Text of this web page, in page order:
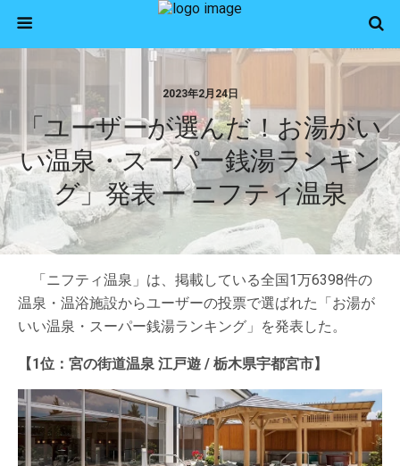
2023年2月24日
「ユーザーが選んだ！お湯がい
い温泉・スーパー銭湯ランキン
グ」発表 ー ニフティ温泉
「ニフティ温泉」は、掲載している全国1万6398件の
温泉・温浴施設からユーザーの投票で選ばれた「お湯が
いい温泉・スーパー銭湯ランキング」を発表した。
【1位：宮の街道温泉 江戸遊 / 栃木県宇都宮市】